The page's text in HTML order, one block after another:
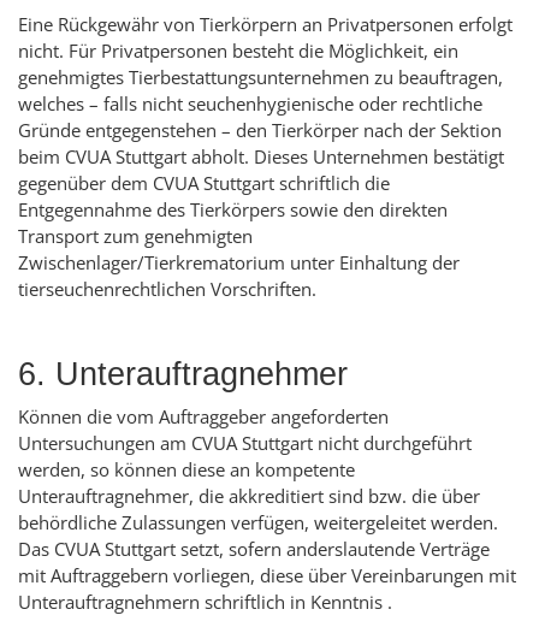
Eine Rückgewähr von Tierkörpern an Privatpersonen erfolgt
nicht. Für Privatpersonen besteht die Möglichkeit, ein
genehmigtes Tierbestattungsunternehmen zu beauftragen,
welches – falls nicht seuchenhygienische oder rechtliche
Gründe entgegenstehen – den Tierkörper nach der Sektion
beim CVUA Stuttgart abholt. Dieses Unternehmen bestätigt
gegenüber dem CVUA Stuttgart schriftlich die
Entgegennahme des Tierkörpers sowie den direkten
Transport zum genehmigten
Zwischenlager/Tierkrematorium unter Einhaltung der
tierseuchenrechtlichen Vorschriften.
6. Unterauftragnehmer
Können die vom Auftraggeber angeforderten
Untersuchungen am CVUA Stuttgart nicht durchgeführt
werden, so können diese an kompetente
Unterauftragnehmer, die akkreditiert sind bzw. die über
behördliche Zulassungen verfügen, weitergeleitet werden.
Das CVUA Stuttgart setzt, sofern anderslautende Verträge
mit Auftraggebern vorliegen, diese über Vereinbarungen mit
Unterauftragnehmern schriftlich in Kenntnis .